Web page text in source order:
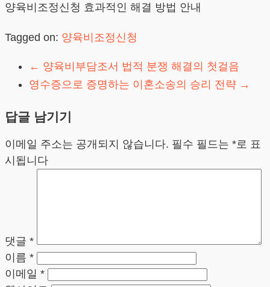
양육비조정신청 효과적인 해결 방법 안내
Tagged on: 양육비조정신청
← 양육비부담조서 법적 분쟁 해결의 첫걸음
영수증으로 증명하는 이혼소송의 승리 전략 →
답글 남기기
이메일 주소는 공개되지 않습니다. 필수 필드는 *로 표
시됩니다
댓글 *
이름 *
이메일 *